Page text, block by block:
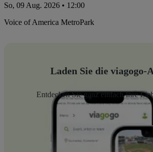
So, 09 Aug. 2026 • 12:00
Voice of America MetroPark
Laden Sie die viagogo-
Entdecken Sie ganz einfach Ihre